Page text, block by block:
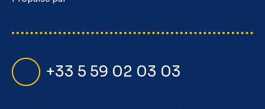
+33 5 59 02 03 03